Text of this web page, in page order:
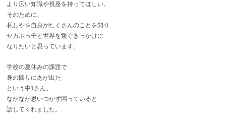
より広い知識や視座を持ってほしい。
そのために、
私しやを自身がたくさんのことを知り
セカホっ子と世界を繋ぐきっかけに
なりたいと思っています。
学校の夏休みの課題で
身の回りにあが出た
という中1さん。
なかなか思いつかず困っていると
話してくれました。